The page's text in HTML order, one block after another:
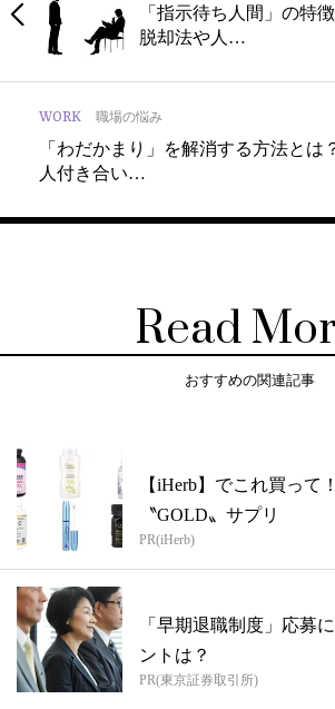
「指示待ち人間」の特
脱却法や人…
WORK 職場の悩み
「わだかまり」を解消する方法とは
人付き合い…
Read
おすすめの関連記事
【iHerb】でこれ買って
〝GOLD〟サプリ
PR(iHerb)
「早期退職制度」応募
ントは？
PR(東京証券取引所)